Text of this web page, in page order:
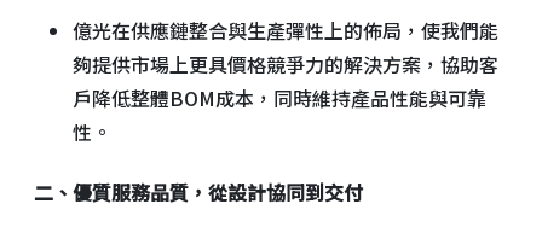
億光在供應鏈整合與生產彈性上的佈局，使我們能
夠提供市場上更具價格競爭力的解決方案，協助客
戶降低整體BOM成本，同時維持產品性能與可靠
性。
二、優質服務品質，從設計協同到交付